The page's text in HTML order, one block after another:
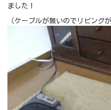
ました！
（ケーブルが無いのでリビング